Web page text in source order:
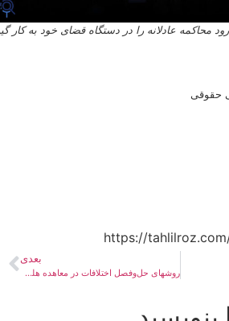
عادلانه را در دستگاه قضای خود به کار گیرند.
روش­های حل‌وفصل اختلافات در معاهده هلمند 1351